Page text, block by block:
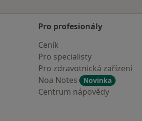
Pro profesionály
Ceník
Pro specialisty
Pro zdravotnická zařízení
Noa Notes
Novinka
Centrum nápovědy